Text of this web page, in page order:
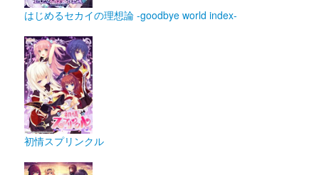
はじめるセカイの理想論 -goodbye world index-
初情スプリンクル